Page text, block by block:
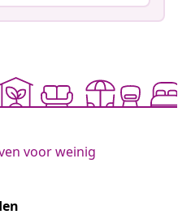
voor weinig